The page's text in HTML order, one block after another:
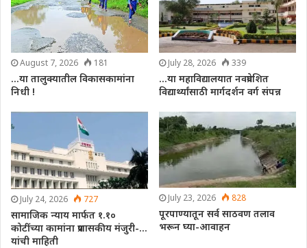
August 7, 2026 181
…या तालुक्यातील विकासकामांना
निधी !
July 28, 2026 339
…या महाविद्यालयात नवप्रवेशित
विद्यार्थ्यांसाठी मार्गदर्शन वर्ग संपन्न
July 24, 2026 727
सामाजिक न्याय मार्फत १.१०
कोटींच्या कामांना प्रशासकीय मंजुरी-…
यांची माहिती
July 23, 2026 828
पूरपाण्यातून सर्व साठवण तलाव
भरून घ्या-आवाहन